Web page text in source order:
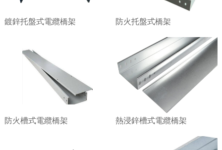
鍍鋅托盤式電纜橋架 防火托盤式橋架
防火槽式電纜橋架 熱浸鋅槽式電纜橋架